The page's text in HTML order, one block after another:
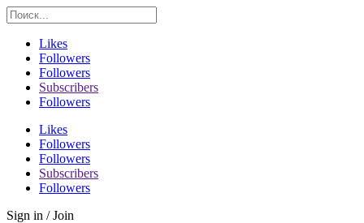
Likes
Followers
Followers
Subscribers
Followers
Likes
Followers
Followers
Subscribers
Followers
Sign in / Join